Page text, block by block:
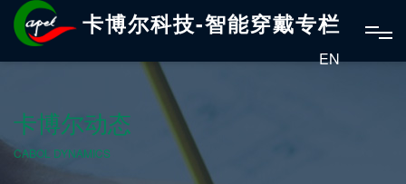
卡博尔科技-智能穿戴专栏
EN
卡博尔动态
CABOL DYNAMICS